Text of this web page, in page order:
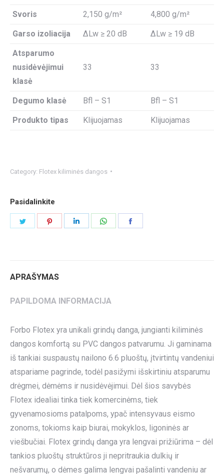
Svoris 2,150 g/m² 4,800 g/m²
Garso izoliacija ΔLw ≥ 20 dB ΔLw ≥ 19 dB
Atsparumo
nusidėvėjimui
klasė
33 33
Degumo klasė Bfl – S1 Bfl – S1
Produkto tipas Klijuojamas Klijuojamas
Category: Flotex kiliminės dangos
Pasidalinkite
APRAŠYMAS
PAPILDOMA INFORMACIJA
Forbo Flotex yra unikali grindų danga, jungianti kiliminės
dangos komfortą su PVC dangos patvarumu. Ji gaminama
iš tankiai suspaustų nailono 6.6 pluoštų, įtvirtintų vandeniui
atspariame pagrinde, todėl pasižymi išskirtiniu atsparumu
drėgmei, dėmėms ir nusidėvėjimui. Dėl šios savybės
Flotex idealiai tinka tiek komercinėms, tiek
gyvenamosioms patalpoms, ypač intensyvaus eismo
zonoms, tokioms kaip biurai, mokyklos, ligoninės ar
viešbučiai. Flotex grindų danga yra lengvai prižiūrima – dėl
tankios pluoštų struktūros ji nepritraukia dulkių ir
nešvarumų, o dėmes galima lengvai pašalinti vandeniu ar